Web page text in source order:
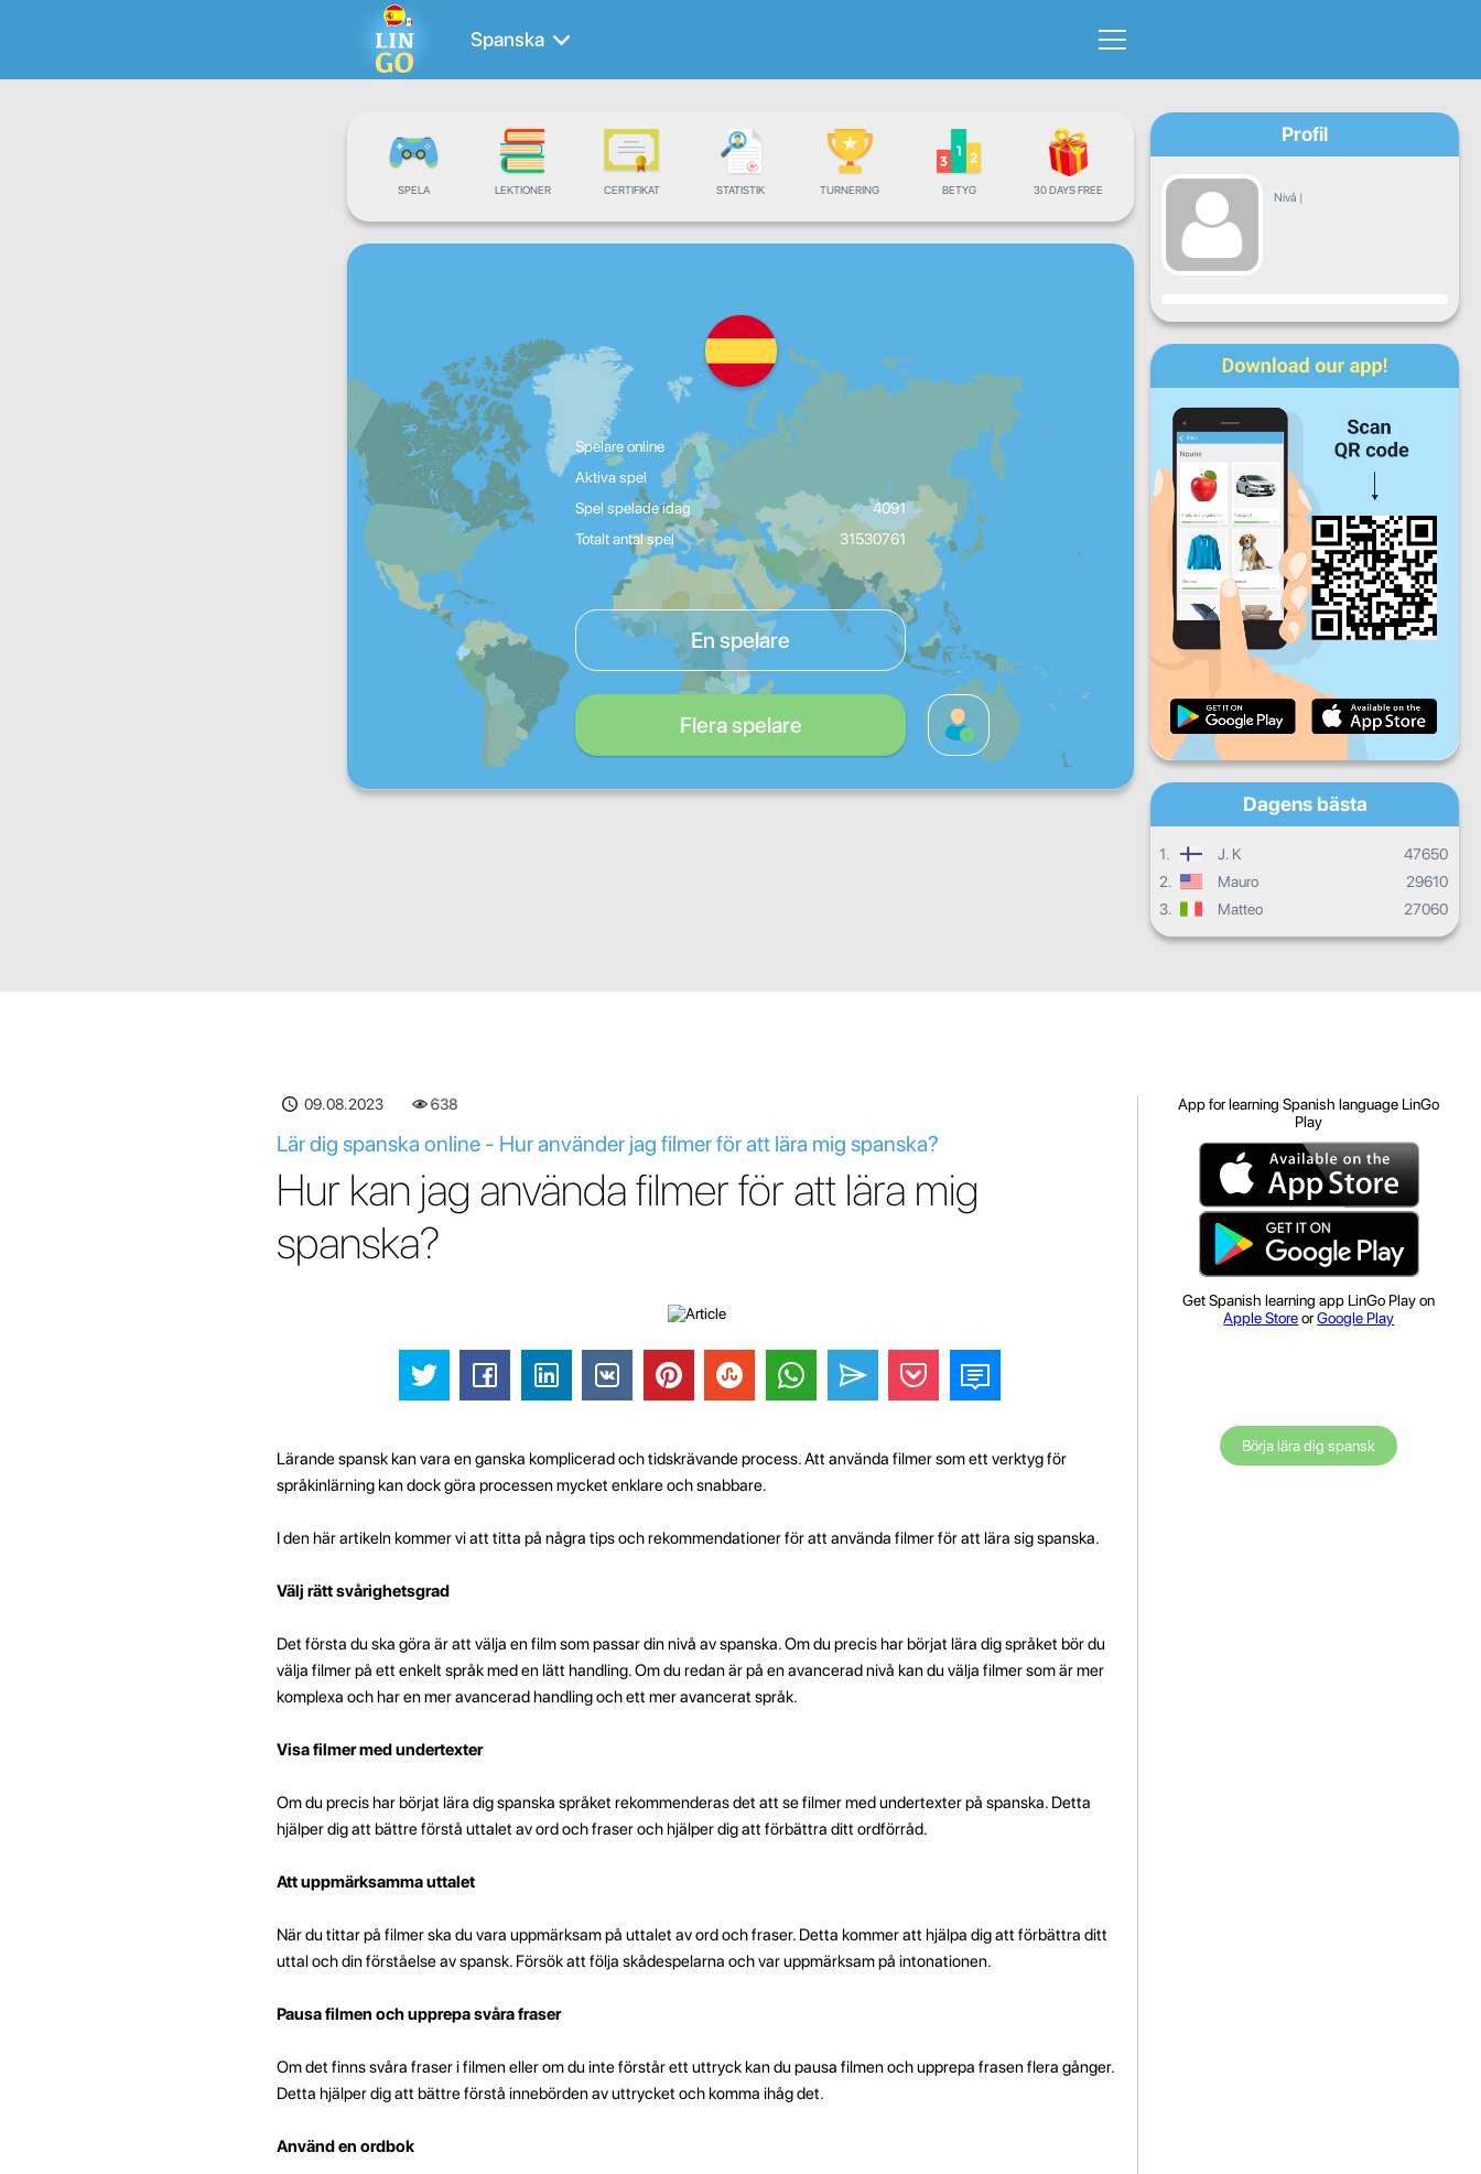
Spanska
SPELA LEKTIONER CERTIFIKAT STATISTIK TURNERING BETYG 30 DAYS FREE
Spelare online
Aktiva spel
Spel spelade idag
4091
Totalt antal spel
31530761
En spelare
Flera spelare
Profil
Nivå |
Framsteg
Mån Ons Tor
Lör Sön
Dagliga framsteg
Månatliga framsteg
Sammanlagda framsteg
Dagens bästa
1. J. K
47650
2.
Mauro
29610
3.
Matteo 27060
09.08.2023 638
Lär dig spanska online - Hur använder jag filmer för att lära mig spanska?
Hur kan jag använda filmer för att lära mig
spanska?
Lärande spansk kan vara en ganska komplicerad och tidskrävande process. Att använda filmer som ett verktyg för
språkinlärning kan dock göra processen mycket enklare och snabbare.
I den här artikeln kommer vi att titta på några tips och rekommendationer för att använda filmer för att lära sig spanska.
Välj rätt svårighetsgrad
Det första du ska göra är att välja en film som passar din nivå av spanska. Om du precis har börjat lära dig språket bör du
välja filmer på ett enkelt språk med en lätt handling. Om du redan är på en avancerad nivå kan du välja filmer som är mer
komplexa och har en mer avancerad handling och ett mer avancerat språk.
Visa filmer med undertexter
Om du precis har börjat lära dig spanska språket rekommenderas det att se filmer med undertexter på spanska. Detta
hjälper dig att bättre förstå uttalet av ord och fraser och hjälper dig att förbättra ditt ordförråd.
Att uppmärksamma uttalet
När du tittar på filmer ska du vara uppmärksam på uttalet av ord och fraser. Detta kommer att hjälpa dig att förbättra ditt
uttal och din förståelse av spansk. Försök att följa skådespelarna och var uppmärksam på intonationen.
Pausa filmen och upprepa svåra fraser
Om det finns svåra fraser i filmen eller om du inte förstår ett uttryck kan du pausa filmen och upprepa frasen flera gånger.
Detta hjälper dig att bättre förstå innebörden av uttrycket och komma ihåg det.
Använd en ordbok
App for learning Spanish language LinGo
Play
Get Spanish learning app LinGo Play on
Apple StoreorGoogle Play
Börja lära dig spansk